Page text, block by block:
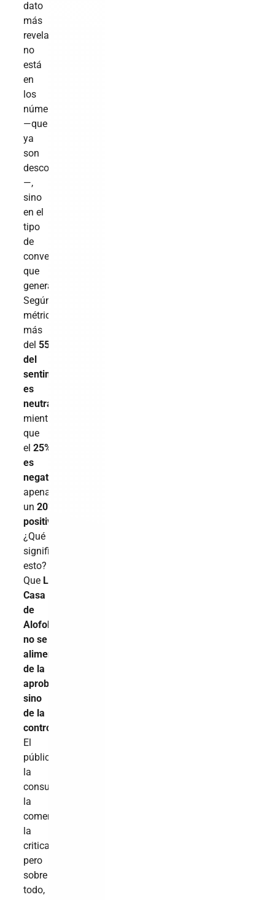
dato
más
revelador
no
está
en
los
números
—que
ya
son
descomunales
—,
sino
en el
tipo
de
conversación
que
genera.
Según
métricas,
más
del 55%
del
sentimiento
es
neutral
mientras
que
el25%
es
negativo
apenas
un20%
positivo
¿Qué
significa
esto?
Que La
Casa
de
Alofoke
no se
alimenta
de la
aprobación,
sino
de la
controversia
El
público
la
consume,
la
comenta,
la
critica,
pero
sobre
todo,